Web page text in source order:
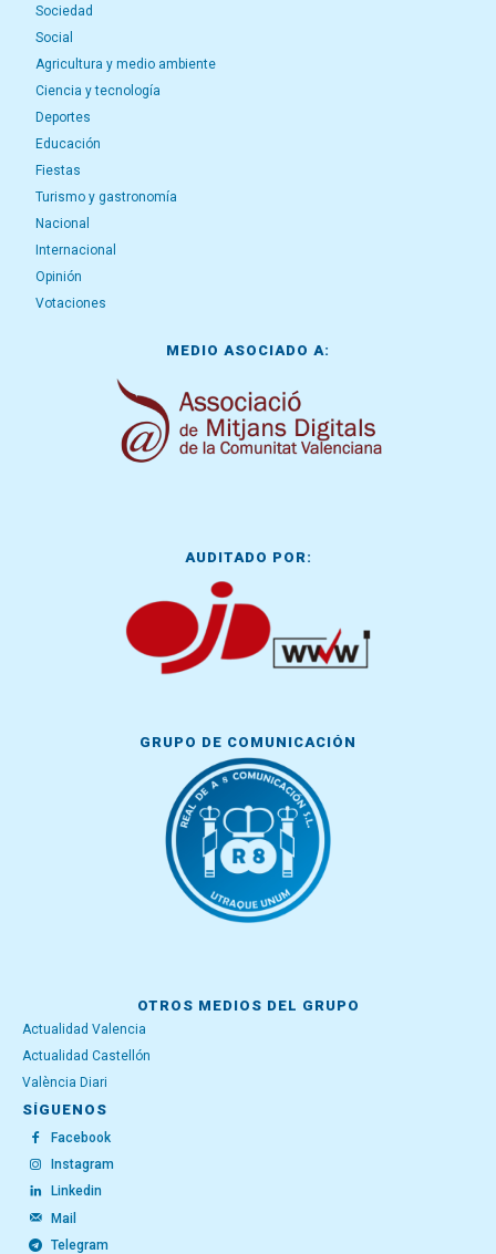
Sociedad
Social
Agricultura y medio ambiente
Ciencia y tecnología
Deportes
Educación
Fiestas
Turismo y gastronomía
Nacional
Internacional
Opinión
Votaciones
MEDIO ASOCIADO A:
AUDITADO POR:
GRUPO DE COMUNICACIÓN
OTROS MEDIOS DEL GRUPO
Actualidad Valencia
Actualidad Castellón
València Diari
SÍGUENOS
Facebook
Instagram
Linkedin
Mail
Telegram